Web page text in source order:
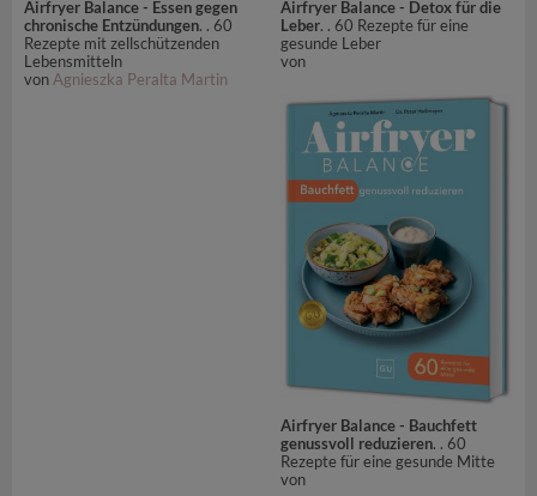
Airfryer Balance - Essen gegen
chronische Entzündungen. . 60
Rezepte mit zellschützenden
Lebensmitteln
von Agnieszka Peralta Martin
Airfryer Balance - Detox für die
Leber. . 60 Rezepte für eine
gesunde Leber
von
Airfryer Balance - Bauchfett
genussvoll reduzieren. . 60
Rezepte für eine gesunde Mitte
von